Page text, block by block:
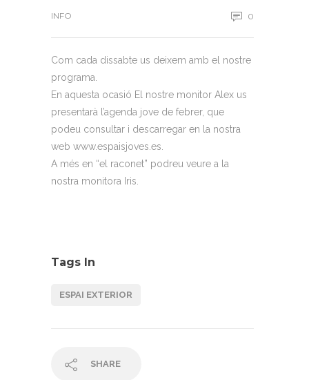
INFO 0
Com cada dissabte us deixem amb el nostre
programa.
En aquesta ocasió El nostre monitor Alex us
presentarà l’agenda jove de febrer, que
podeu consultar i descarregar en la nostra
web www.espaisjoves.es.
A més en “el raconet” podreu veure a la
nostra monitora Iris.
Tags In
ESPAI EXTERIOR
SHARE